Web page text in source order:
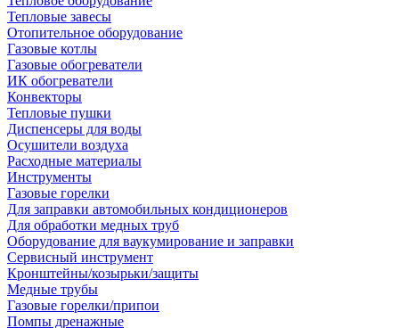
Тепловые завесы
Отопительное оборудование
Газовые котлы
Газовые обогреватели
ИК обогреватели
Конвекторы
Тепловые пушки
Диспенсеры для воды
Осушители воздуха
Расходные материалы
Инструменты
Газовые горелки
Для заправки автомобильных кондиционеров
Для обработки медных труб
Оборудование для ваукумирование и заправки
Сервисный инструмент
Кронштейны/козырьки/защиты
Медные трубы
Газовые горелки/припои
Помпы дренажные